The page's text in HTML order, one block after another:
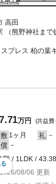
高田
（熊野神社まで
プレス 柏の葉
万円 (共益費
敷 1ヶ月 礼 －
償 －
階 / 1LDK /
08/06 更新